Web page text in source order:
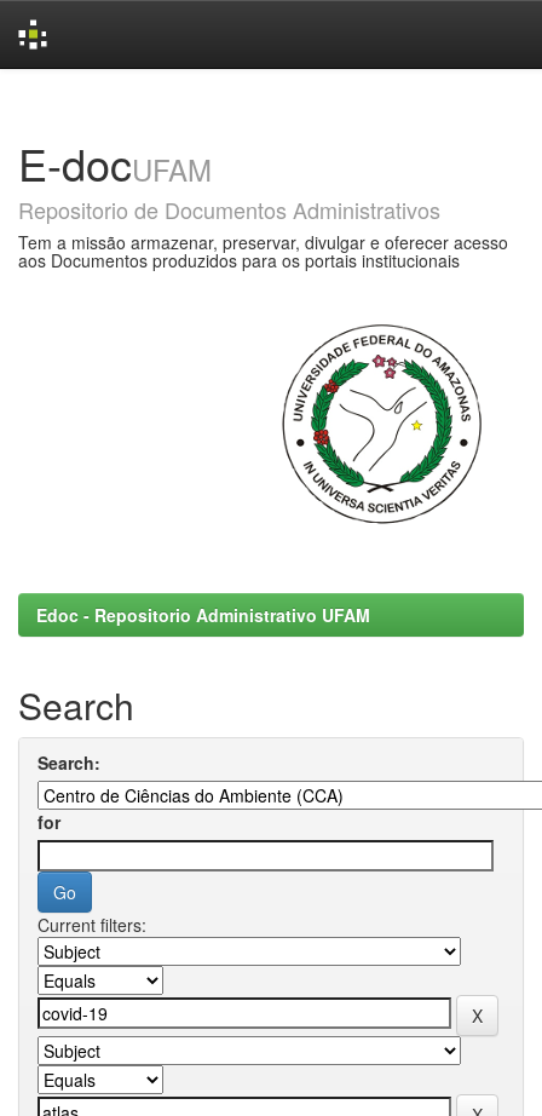
E-docUFAM
Repositorio de Documentos Administrativos
Tem a missão armazenar, preservar, divulgar e oferecer acesso
aos Documentos produzidos para os portais institucionais
Edoc - Repositorio Administrativo UFAM
Search
Search:
for
Current filters: